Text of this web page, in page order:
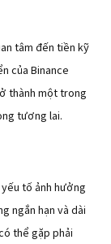
tâm đến tiền kỹ
của Binance
thành một trong
tương lai.
tố ảnh hưởng
ngắn hạn và dài
thể gặp phải